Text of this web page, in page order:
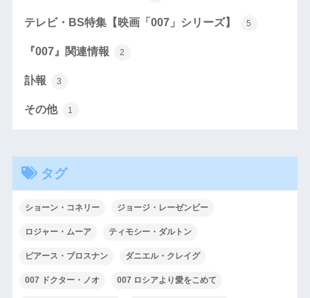
テレビ・BS特集【映画「007」シリーズ】 5
『007』関連情報 2
訃報 3
その他 1
タグ
ショーン・コネリー ジョージ・レーゼンビー
ロジャー・ムーア ティモシー・ダルトン
ピアース・ブロスナン ダニエル・クレイグ
007 ドクター・ノオ 007 ロシアより愛をこめて